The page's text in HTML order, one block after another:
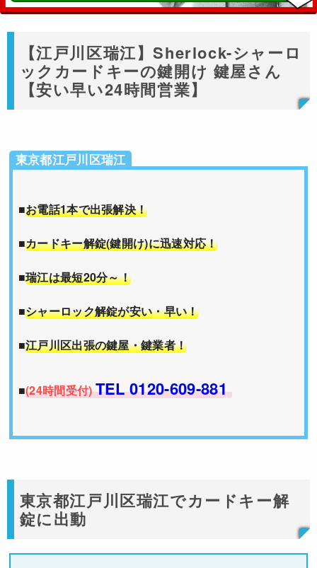
【江戸川区瑞江】Sherlock-シャーロ
ックカードキーの鍵開け 鍵屋さん
【安い早い24時間営業】
東京都江戸川区瑞江
■お電話1本で出張解決！
■カードキー解錠(鍵開け)に迅速対応！
■瑞江は最短20分～！
■シャーロック解錠が安い・早い！
■江戸川区出張の鍵屋・鍵業者！
■(24時間受付)TEL 0120-609-881
東京都江戸川区瑞江でカードキー解
錠に出動